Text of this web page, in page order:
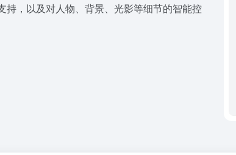
，以及对人物、背景、光影等细节的智能控